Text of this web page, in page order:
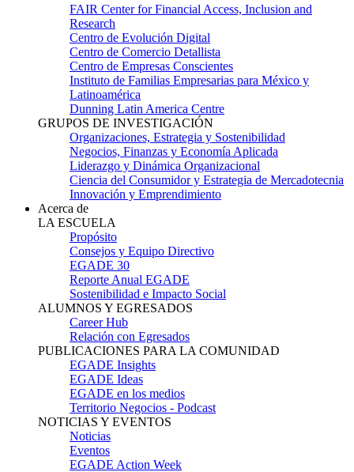
FAIR Center for Financial Access, Inclusion and
Research
Centro de Evolución Digital
Centro de Comercio Detallista
Centro de Empresas Conscientes
Instituto de Familias Empresarias para México y
Latinoamérica
Dunning Latin America Centre
GRUPOS DE INVESTIGACIÓN
Organizaciones, Estrategia y Sostenibilidad
Negocios, Finanzas y Economía Aplicada
Liderazgo y Dinámica Organizacional
Ciencia del Consumidor y Estrategia de Mercadotecnia
Innovación y Emprendimiento
Acerca de
LA ESCUELA
Propósito
Consejos y Equipo Directivo
EGADE 30
Reporte Anual EGADE
Sostenibilidad e Impacto Social
ALUMNOS Y EGRESADOS
Career Hub
Relación con Egresados
PUBLICACIONES PARA LA COMUNIDAD
EGADE Insights
EGADE Ideas
EGADE en los medios
Territorio Negocios - Podcast
NOTICIAS Y EVENTOS
Noticias
Eventos
EGADE Action Week